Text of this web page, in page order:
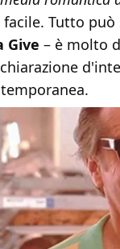
Tutto
Give – è molto